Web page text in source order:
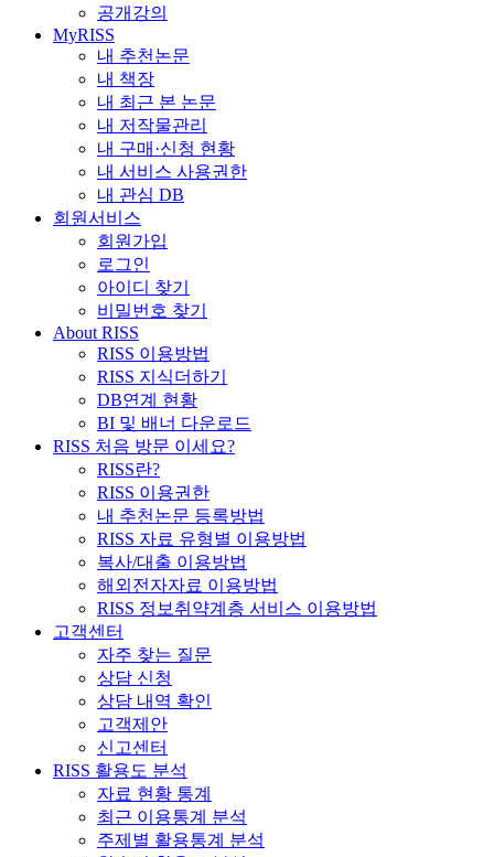
공개강의
MyRISS
내 추천논문
내 책장
내 최근 본 논문
내 저작물관리
내 구매·신청 현황
내 서비스 사용권한
내 관심 DB
회원서비스
회원가입
로그인
아이디 찾기
비밀번호 찾기
About RISS
RISS 이용방법
RISS 지식더하기
DB연계 현황
BI 및 배너 다운로드
RISS 처음 방문 이세요?
RISS란?
RISS 이용권한
내 추천논문 등록방법
RISS 자료 유형별 이용방법
복사/대출 이용방법
해외전자자료 이용방법
RISS 정보취약계층 서비스 이용방법
고객센터
자주 찾는 질문
상담 신청
상담 내역 확인
고객제안
신고센터
RISS 활용도 분석
자료 현황 통계
최근 이용통계 분석
주제별 활용통계 분석